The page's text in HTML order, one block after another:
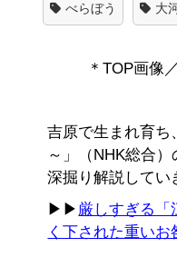
べらぼう 大
＊TOP画像
吉原で生まれ育ち
～」（NHK総合
深掘り解説してい
▶▶ 厳しすぎる「
く下された重いお